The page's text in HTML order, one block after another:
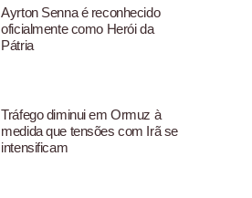
Ayrton Senna é reconhecido
oficialmente como Herói da
Pátria
Tráfego diminui em Ormuz à
medida que tensões com Irã se
intensificam